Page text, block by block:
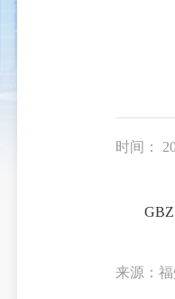
时间：
GBZ
来源：